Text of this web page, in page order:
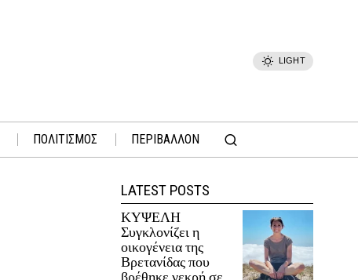
LIGHT
ΠΟΛΙΤΙΣΜΟΣ ΠΕΡΙΒΑΛΛΟΝ
LATEST POSTS
ΚΥΨΕΛΗ
Συγκλονίζει η
οικογένεια της
Βρετανίδας που